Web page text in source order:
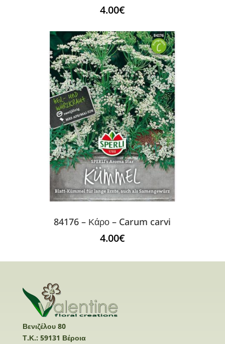
4.00€
84176 – Κάρο – Carum carvi
4.00€
Βενιζέλου 80
Τ.Κ.: 59131 Βέροια